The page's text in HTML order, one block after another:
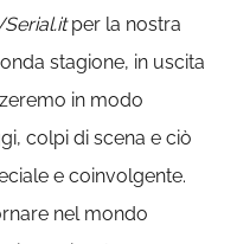
per la nostra
stagione, in uscita
in modo
colpi di scena e ciò
e coinvolgente.
nel mondo